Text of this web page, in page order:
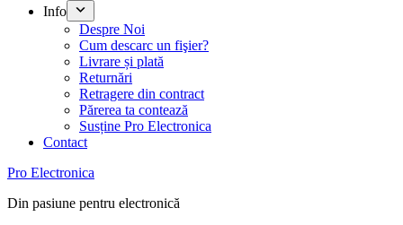
Info
Despre Noi
Cum descarc un fişier?
Livrare și plată
Returnări
Retragere din contract
Părerea ta contează
Susține Pro Electronica
Contact
Pro Electronica
Din pasiune pentru electronică